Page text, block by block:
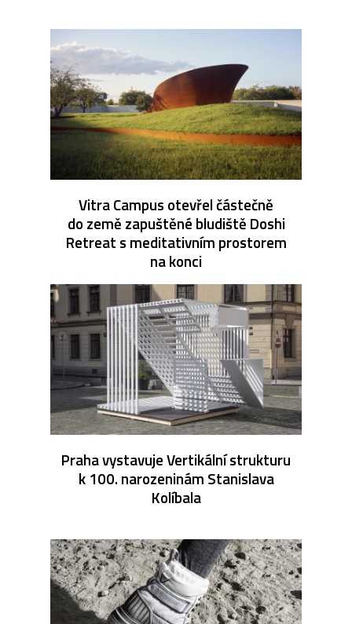
Vitra Campus otevřel částečně
do země zapuštěné bludiště Doshi
Retreat s meditativním prostorem
na konci
Praha vystavuje Vertikální strukturu
k 100. narozeninám Stanislava
Kolíbala